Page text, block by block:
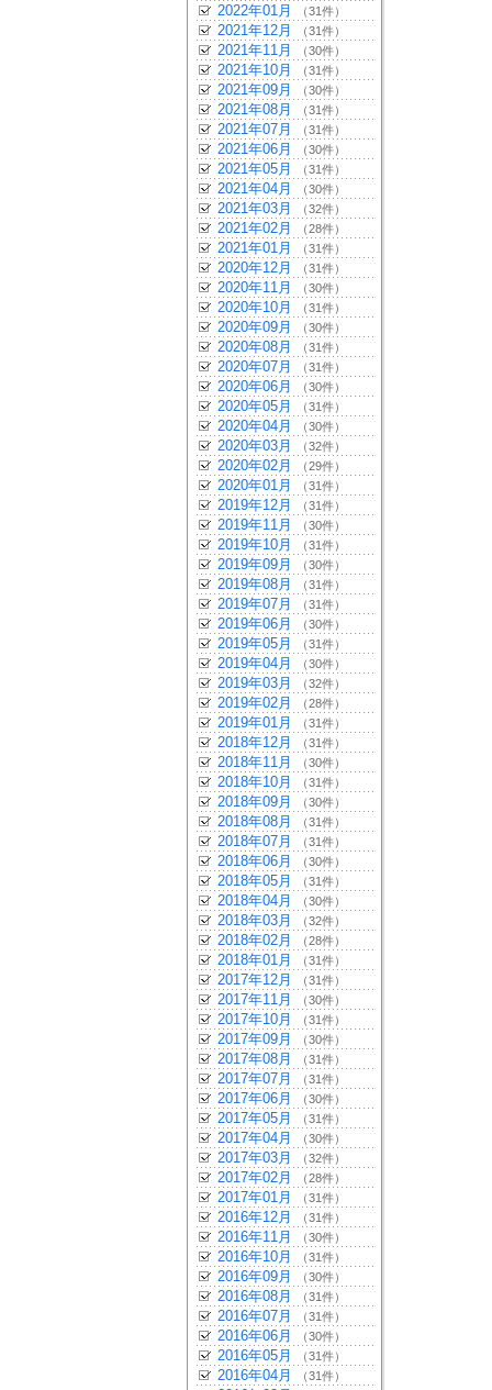
2022年01月 （31件）
2021年12月 （31件）
2021年11月 （30件）
2021年10月 （31件）
2021年09月 （30件）
2021年08月 （31件）
2021年07月 （31件）
2021年06月 （30件）
2021年05月 （31件）
2021年04月 （30件）
2021年03月 （32件）
2021年02月 （28件）
2021年01月 （31件）
2020年12月 （31件）
2020年11月 （30件）
2020年10月 （31件）
2020年09月 （30件）
2020年08月 （31件）
2020年07月 （31件）
2020年06月 （30件）
2020年05月 （31件）
2020年04月 （30件）
2020年03月 （32件）
2020年02月 （29件）
2020年01月 （31件）
2019年12月 （31件）
2019年11月 （30件）
2019年10月 （31件）
2019年09月 （30件）
2019年08月 （31件）
2019年07月 （31件）
2019年06月 （30件）
2019年05月 （31件）
2019年04月 （30件）
2019年03月 （32件）
2019年02月 （28件）
2019年01月 （31件）
2018年12月 （31件）
2018年11月 （30件）
2018年10月 （31件）
2018年09月 （30件）
2018年08月 （31件）
2018年07月 （31件）
2018年06月 （30件）
2018年05月 （31件）
2018年04月 （30件）
2018年03月 （32件）
2018年02月 （28件）
2018年01月 （31件）
2017年12月 （31件）
2017年11月 （30件）
2017年10月 （31件）
2017年09月 （30件）
2017年08月 （31件）
2017年07月 （31件）
2017年06月 （30件）
2017年05月 （31件）
2017年04月 （30件）
2017年03月 （32件）
2017年02月 （28件）
2017年01月 （31件）
2016年12月 （31件）
2016年11月 （30件）
2016年10月 （31件）
2016年09月 （30件）
2016年08月 （31件）
2016年07月 （31件）
2016年06月 （30件）
2016年05月 （31件）
2016年04月 （31件）